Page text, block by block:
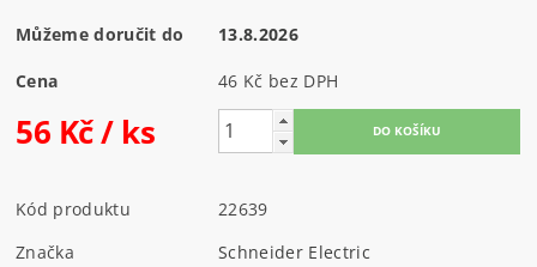
Můžeme doručit do 13.8.2026
Cena 46 Kč bez DPH
56 Kč/ ks
Kód produktu
22639
Značka
Schneider Electric